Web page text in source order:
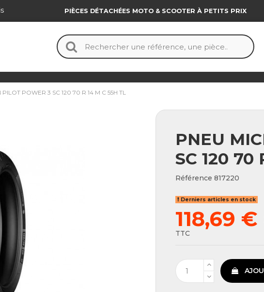
PIÈCES DÉTACHÉES MOTO & SCOOTER À PETITS PRIX
POWER 3 SC 120 70 R 14 M C 55H TL
PNEU
SC 120 70
Référence 817220
Derniers articles en stock
118,69 €
TTC